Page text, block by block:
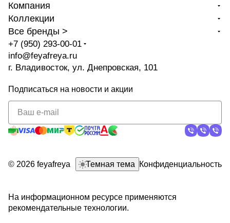
Компания
Коллекции
Все бренды >
+7 (950) 293-00-01
info@feyafreya.ru
г. Владивосток, ул. Днепровская, 101
Подписаться на новости и акции
© 2026 feyafreya Темная тема Конфиденциальность
На информационном ресурсе применяются
рекомендательные технологии.